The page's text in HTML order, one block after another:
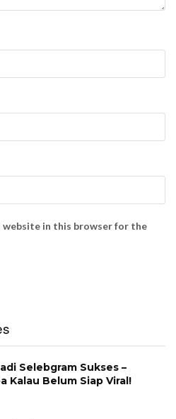
website in this browser for the
Selebgram Sukses –
Kalau Belum Siap Viral!